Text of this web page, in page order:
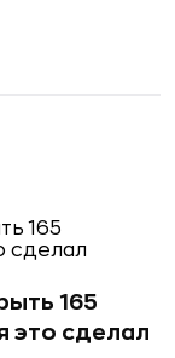
165
это сделал